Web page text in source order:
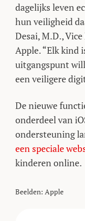
dagelijks leven
hun veiligheid
Desai, M.D.,
Apple. “Elk kind
uitgangspunt
een veiligere
De nieuwe
onderdeel van
ondersteuning
een speciale
kinderen online.
Beelden: Apple